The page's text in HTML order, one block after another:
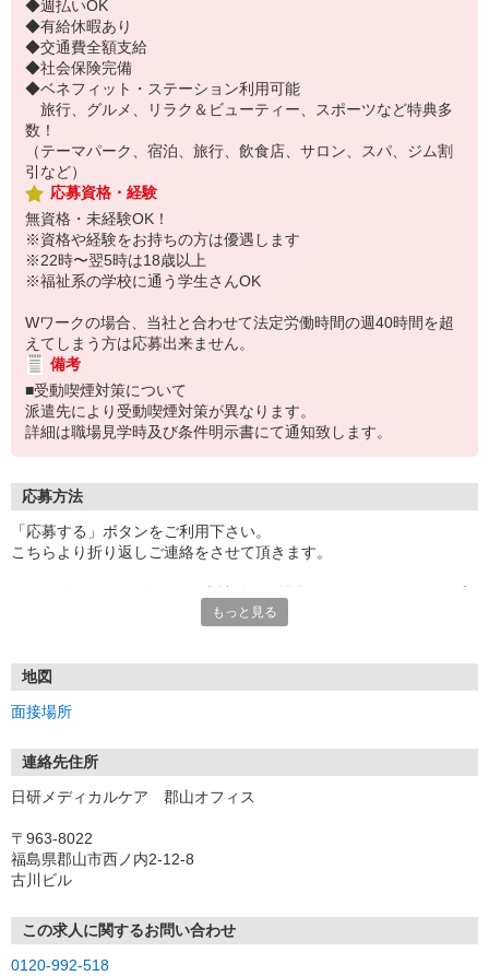
◆週払いOK
◆有給休暇あり
◆交通費全額支給
◆社会保険完備
◆ベネフィット・ステーション利用可能
旅行、グルメ、リラク＆ビューティー、スポーツなど特典多
数！
（テーマパーク、宿泊、旅行、飲食店、サロン、スパ、ジム割
引など）
応募資格・経験
無資格・未経験OK！
※資格や経験をお持ちの方は優遇します
※22時〜翌5時は18歳以上
※福祉系の学校に通う学生さんOK
Wワークの場合、当社と合わせて法定労働時間の週40時間を超
えてしまう方は応募出来ません。
備考
■受動喫煙対策について
派遣先により受動喫煙対策が異なります。
詳細は職場見学時及び条件明示書にて通知致します。
応募方法
「応募する」ボタンをご利用下さい。
こちらより折り返しご連絡をさせて頂きます。
もっと見る
地図
面接場所
連絡先住所
日研メディカルケア 郡山オフィス
〒963-8022
福島県郡山市西ノ内2-12-8
古川ビル
この求人に関するお問い合わせ
0120-992-518